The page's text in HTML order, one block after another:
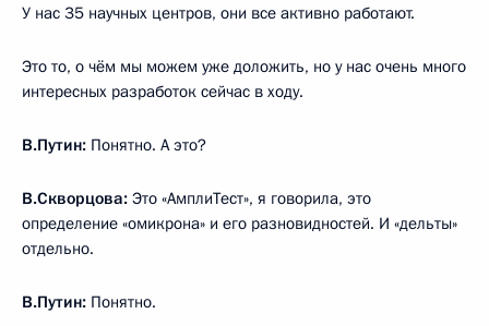
У нас 35 научных центров, они все активно работают.
Это то, о чём мы можем уже доложить, но у нас очень много
интересных разработок сейчас в ходу.
В.Путин: Понятно. А это?
В.Скворцова: Это «АмплиТест», я говорила, это
определение «омикрона» и его разновидностей. И «дельты»
отдельно.
В.Путин: Понятно.